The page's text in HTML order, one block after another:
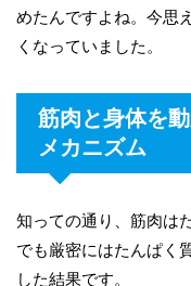
めたんですよね。今思
くなっていました。
筋肉と身体を
メカニズム
知っての通り、筋肉は
でも厳密にはたんぱく
した結果です。